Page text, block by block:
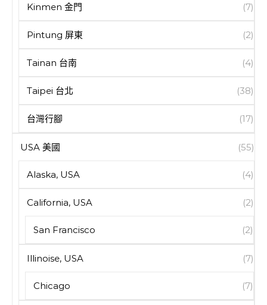
Kinmen 金門 (7)
Pintung 屏東 (2)
Tainan 台南 (4)
Taipei 台北 (38)
台灣行腳 (17)
USA 美國 (55)
Alaska, USA (4)
California, USA (2)
San Francisco (2)
Illinoise, USA (7)
Chicago (7)